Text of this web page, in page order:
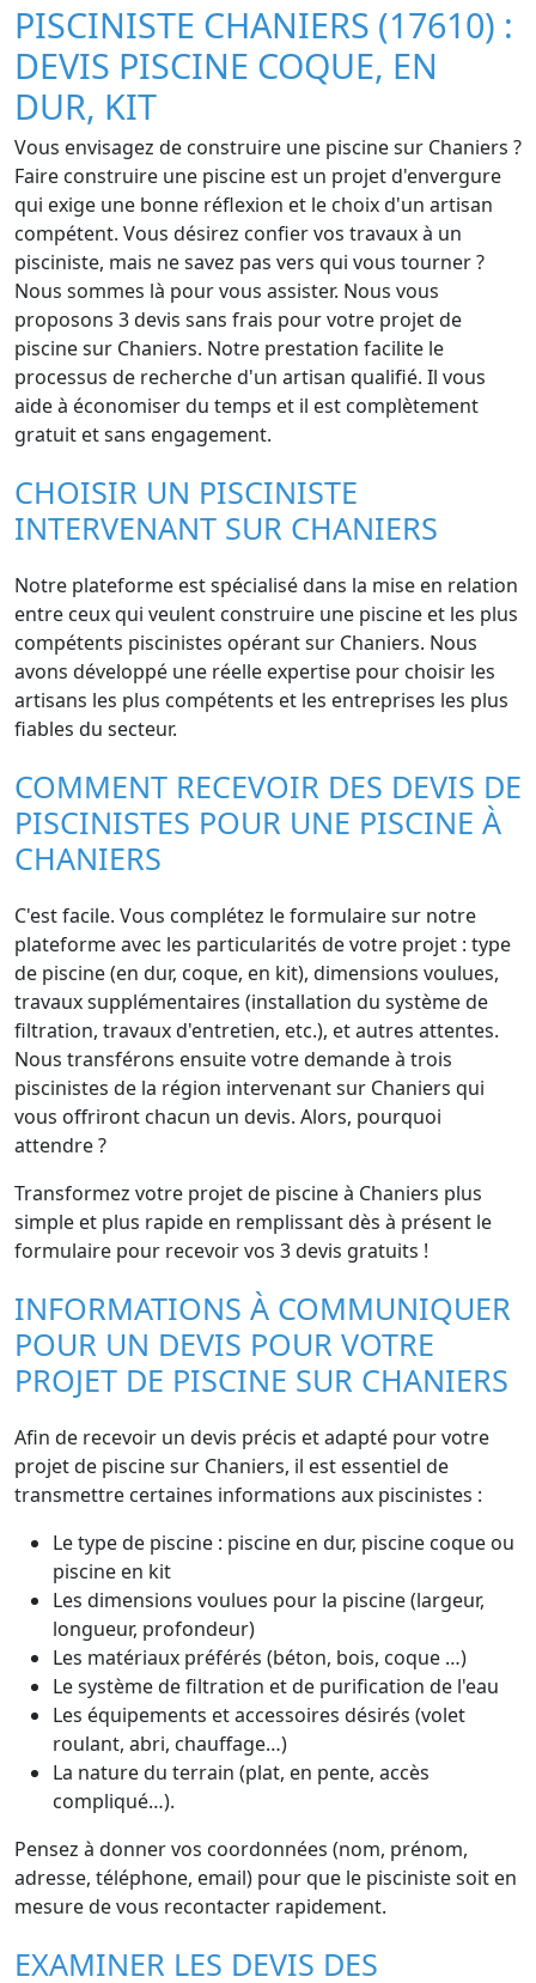
PISCINISTE CHANIERS (17610) :
DEVIS PISCINE COQUE, EN
DUR, KIT
Vous envisagez de construire une piscine sur Chaniers ?
Faire construire une piscine est un projet d'envergure
qui exige une bonne réflexion et le choix d'un artisan
compétent. Vous désirez confier vos travaux à un
pisciniste, mais ne savez pas vers qui vous tourner ?
Nous sommes là pour vous assister. Nous vous
proposons 3 devis sans frais pour votre projet de
piscine sur Chaniers. Notre prestation facilite le
processus de recherche d'un artisan qualifié. Il vous
aide à économiser du temps et il est complètement
gratuit et sans engagement.
CHOISIR UN PISCINISTE
INTERVENANT SUR CHANIERS
Notre plateforme est spécialisé dans la mise en relation
entre ceux qui veulent construire une piscine et les plus
compétents piscinistes opérant sur Chaniers. Nous
avons développé une réelle expertise pour choisir les
artisans les plus compétents et les entreprises les plus
fiables du secteur.
COMMENT RECEVOIR DES DEVIS DE
PISCINISTES POUR UNE PISCINE À
CHANIERS
C'est facile. Vous complétez le formulaire sur notre
plateforme avec les particularités de votre projet : type
de piscine (en dur, coque, en kit), dimensions voulues,
travaux supplémentaires (installation du système de
filtration, travaux d'entretien, etc.), et autres attentes.
Nous transférons ensuite votre demande à trois
piscinistes de la région intervenant sur Chaniers qui
vous offriront chacun un devis. Alors, pourquoi
attendre ?
Transformez votre projet de piscine à Chaniers plus
simple et plus rapide en remplissant dès à présent le
formulaire pour recevoir vos 3 devis gratuits !
INFORMATIONS À COMMUNIQUER
POUR UN DEVIS POUR VOTRE
PROJET DE PISCINE SUR CHANIERS
Afin de recevoir un devis précis et adapté pour votre
projet de piscine sur Chaniers, il est essentiel de
transmettre certaines informations aux piscinistes :
Le type de piscine : piscine en dur, piscine coque ou
piscine en kit
Les dimensions voulues pour la piscine (largeur,
longueur, profondeur)
Les matériaux préférés (béton, bois, coque …)
Le système de filtration et de purification de l'eau
Les équipements et accessoires désirés (volet
roulant, abri, chauffage…)
La nature du terrain (plat, en pente, accès
compliqué…).
Pensez à donner vos coordonnées (nom, prénom,
adresse, téléphone, email) pour que le pisciniste soit en
mesure de vous recontacter rapidement.
EXAMINER LES DEVIS DES